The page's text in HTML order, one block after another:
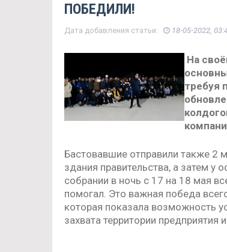
ПОБЕДИЛИ!
Дата добавления статьи: 18-05-2022,
На
требуя
Бастовавшие отправили также 2
здания правительства, а затем у
собрании в ночь с 17 на 18 мая
помогал. Это важная победа
которая показала возможность
захвата территории предприятия